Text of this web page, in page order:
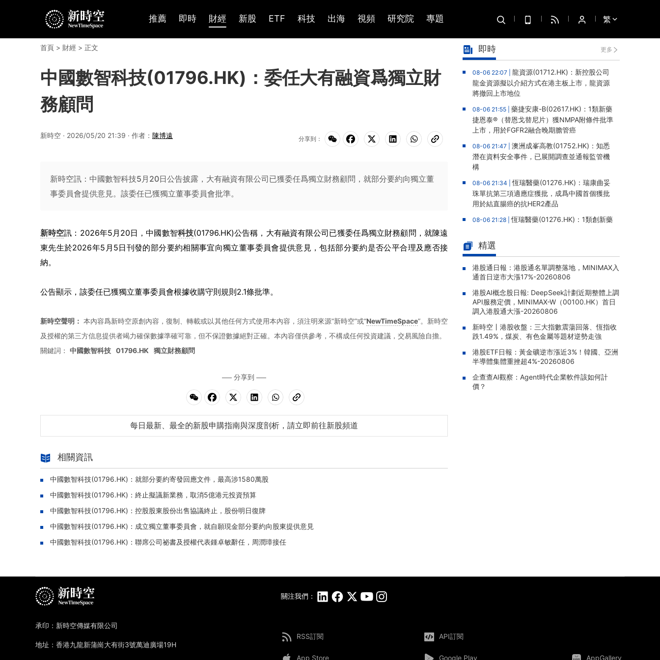
推薦 即時 財經 新股 ETF 科技 出海 視頻 研究院 專題 繁
首頁 > 財經 > 正文
中國數智科技(01796.HK)：委任大有融資爲獨立財
務顧問
新時空 · 2026/05/20 21:39 · 作者： 陳博遠 分享到：
新時空訊：中國數智科技5月20日公告披露，大有融資有限公司已獲委任爲獨立財務顧問，就部分要約向獨立董
事委員會提供意見。該委任已獲獨立董事委員會批準。
新時空訊：2026年5月20日，中國數智科技(01796.HK)公告稱，大有融資有限公司已獲委任爲獨立財務顧問，就陳遠
東先生於2026年5月5日刊發的部分要約相關事宜向獨立董事委員會提供意見，包括部分要約是否公平合理及應否接
納。
公告顯示，該委任已獲獨立董事委員會根據收購守則規則2.1條批準。
新時空聲明： 本內容爲新時空原創內容，復制、轉載或以其他任何方式使用本內容，須注明來源“新時空”或“NewTimeSpace”。新時空
及授權的第三方信息提供者竭力確保數據準確可靠，但不保證數據絕對正確。本內容僅供參考，不構成任何投資建議，交易風險自擔。
關鍵詞： 中國數智科技 01796.HK 獨立財務顧問
分享到
每日最新、最全的新股申購指南與深度剖析，請立即前往新股頻道
相關資訊
中國數智科技(01796.HK)：就部分要約寄發回應文件，最高涉1580萬股
中國數智科技(01796.HK)：終止擬議新業務，取消5億港元投資預算
中國數智科技(01796.HK)：控股股東股份出售協議終止，股份明日復牌
中國數智科技(01796.HK)：成立獨立董事委員會，就自願現金部分要約向股東提供意見
中國數智科技(01796.HK)：聯席公司祕書及授權代表鍾卓敏辭任，周潤璋接任
即時 更多
08-06 22:07 | 龍資源(01712.HK)：新控股公司
龍金資源擬以介紹方式在港主板上市，龍資源
將撤回上市地位
08-06 21:55 | 藥捷安康-B(02617.HK)：1類新藥
捷恩泰®（替恩戈替尼片）獲NMPA附條件批準
上市，用於FGFR2融合晚期膽管癌
08-06 21:47 | 澳洲成峯高教(01752.HK)：知悉
潛在資料安全事件，已展開調查並通報監管機
構
08-06 21:34 |恆瑞醫藥(01276.HK)：瑞康曲妥
珠單抗第三項適應症獲批，成爲中國首個獲批
用於結直腸癌的抗HER2產品
08-06 21:28 |恆瑞醫藥(01276.HK)：1類創新藥
現中軸型脊柱關節炎全疾病譜覆蓋
08-06 21:17 |晉景新能(01783.HK)：附屬公司
擬12.88億元人民幣購買高性能服務器，構成主
要交易
08-06 20:03 |雲想科技(02131.HK)：獨立內部
監控跟進審查完成，補救措施已全部實施，股
份繼續停牌
08-06 19:50 |四川百利天恆藥業遞表港交所，宜
澤康爲全球首款獲批雙特異性ADC，15款臨牀
階段候選藥物在研
08-06 19:35 | 太平洋航運(02343.HK)：2026年
中報股東應佔溢利1.05億美元，同比增加310.3
5%
精選
港股通日報：港股通名單調整落地，MINIMAX入
通首日逆市大漲17%-20260806
港股AI概念股日報: DeepSeek計劃近期整體上調
API服務定價，MINIMAX-W（00100.HK）首日
調入港股通大漲-20260806
新時空丨港股收盤：三大指數震蕩回落、恆指收
跌1.49%，煤炭、有色金屬等題材逆勢走強
港股ETF日報：黃金礦逆市漲近3%！韓國、亞洲
半導體集體重挫超4%-20260806
企查查AI觀察：Agent時代企業軟件該如何計
價？
關注我們：
RSS訂閱 API訂閱
App Store Google Play AppGallery
承印：新時空傳媒有限公司
地址：香港九龍新蒲崗大有街3號萬迪廣場19H